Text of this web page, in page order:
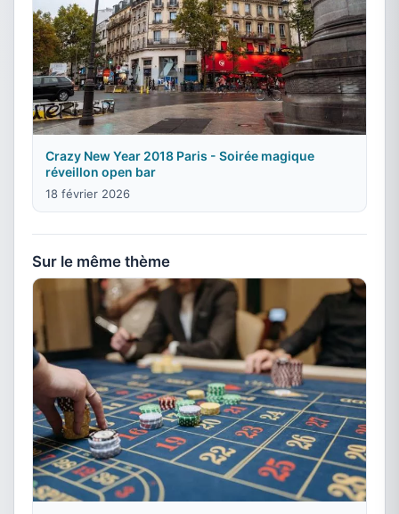
Crazy New Year 2018 Paris - Soirée magique
réveillon open bar
18 février 2026
Sur le même thème